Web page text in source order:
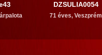
DZSULIA0054
71 éves, Veszprém